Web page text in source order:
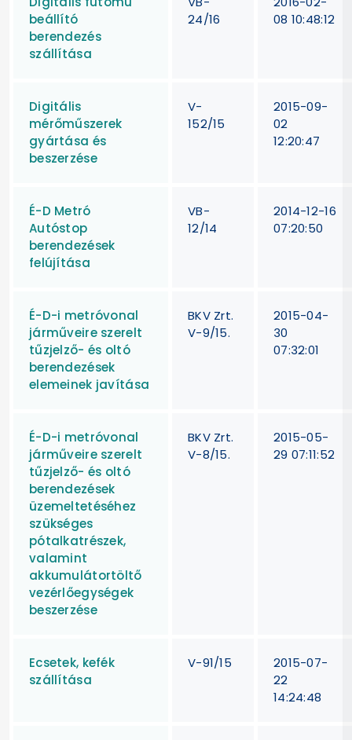
beállító
berendezés
szállítása
24/16
08 10:48:12
Digitális
mérőműszerek
gyártása és
beszerzése
V-
152/15
2015-09-
02
12:20:47
É-D Metró
Autóstop
berendezések
felújítása
VB-
12/14
2014-12-16
07:20:50
É-D-i metróvonal
járműveire szerelt
tűzjelző- és oltó
berendezések
elemeinek javítása
BKV Zrt.
V-9/15.
2015-04-
30
07:32:01
É-D-i metróvonal
járműveire szerelt
tűzjelző- és oltó
berendezések
üzemeltetéséhez
szükséges
pótalkatrészek,
valamint
akkumulátortöltő
vezérlőegységek
beszerzése
BKV Zrt.
V-8/15.
2015-05-
29 07:11:52
Ecsetek, kefék
szállítása
V-91/15
2015-07-
22
14:24:48